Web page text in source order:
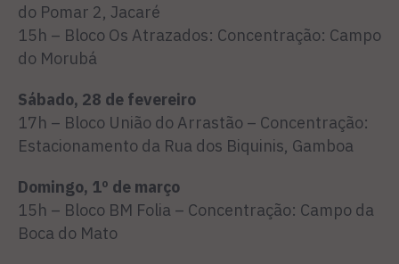
do Pomar 2, Jacaré
15h – Bloco Os Atrazados: Concentração: Campo
do Morubá
Sábado, 28 de fevereiro
17h – Bloco União do Arrastão – Concentração:
Estacionamento da Rua dos Biquinis, Gamboa
Domingo, 1º de março
15h – Bloco BM Folia – Concentração: Campo da
Boca do Mato